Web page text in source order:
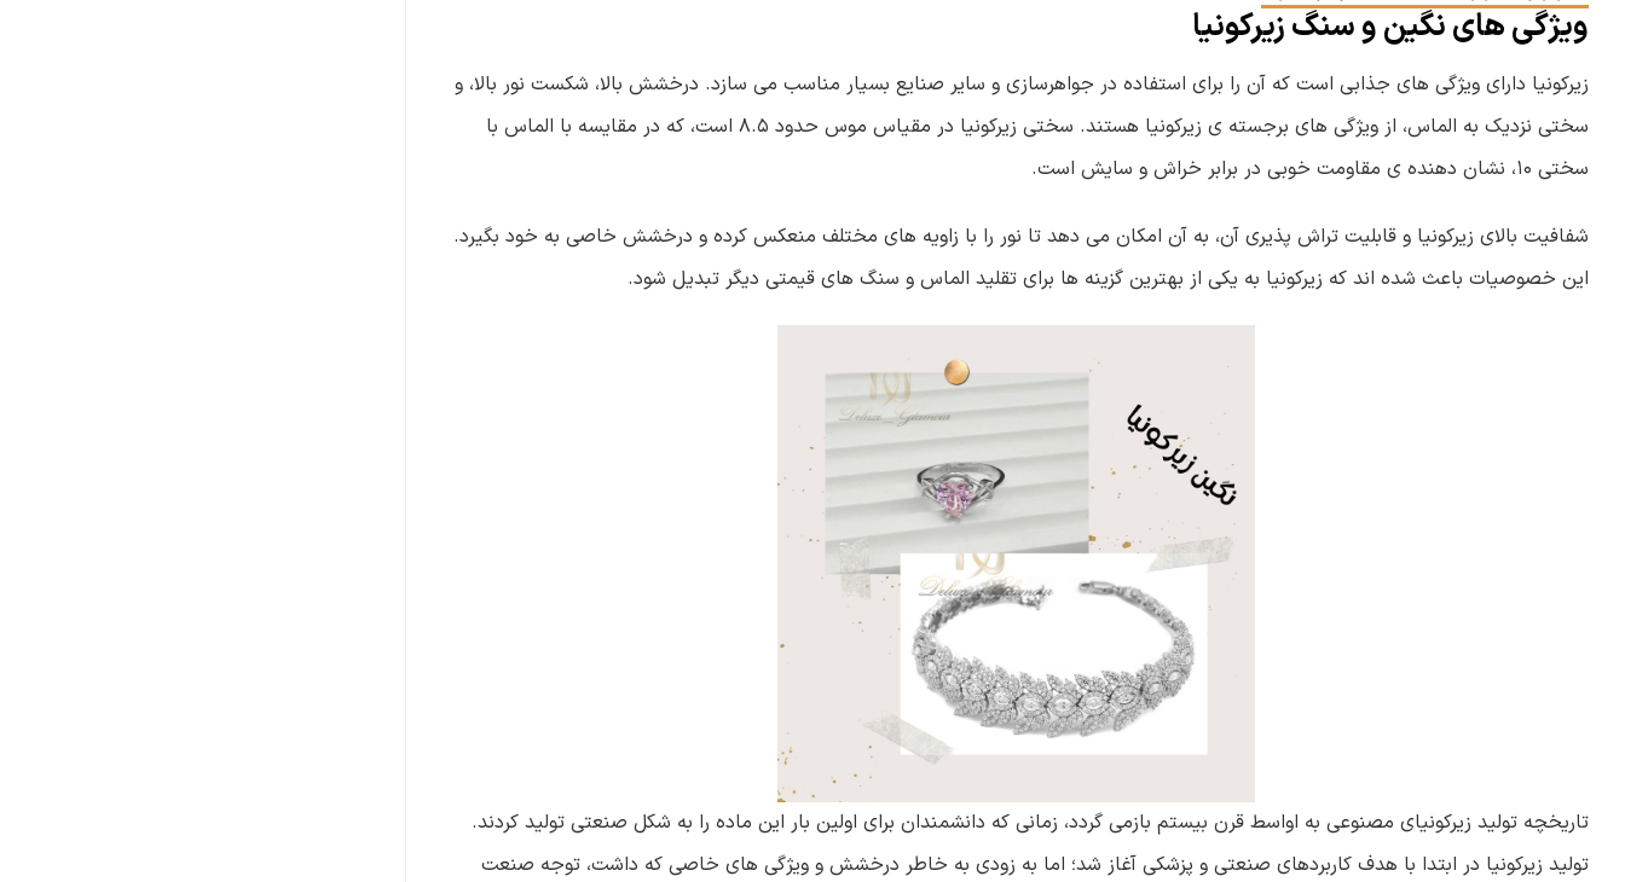
ویژگی های نگین و سنگ زیرکونیا
زیرکونیا دارای ویژگی های جذابی است که آن را برای استفاده در جواهرسازی و سایر صنایع بسیار مناسب می سازد. درخشش بالا، شکست نور بالا، و
سختی نزدیک به الماس، از ویژگی های برجسته ی زیرکونیا هستند. سختی زیرکونیا در مقیاس موس حدود ۸.۵ است، که در مقایسه با الماس با
سختی ۱۰، نشان دهنده ی مقاومت خوبی در برابر خراش و سایش است.
شفافیت بالای زیرکونیا و قابلیت تراش پذیری آن، به آن امکان می دهد تا نور را با زاویه های مختلف منعکس کرده و درخشش خاصی به خود بگیرد.
این خصوصیات باعث شده اند که زیرکونیا به یکی از بهترین گزینه ها برای تقلید الماس و سنگ های قیمتی دیگر تبدیل شود.
تاریخچه تولید زیرکونیای مصنوعی به اواسط قرن بیستم بازمی گردد، زمانی که دانشمندان برای اولین بار این ماده را به شکل صنعتی تولید کردند.
تولید زیرکونیا در ابتدا با هدف کاربردهای صنعتی و پزشکی آغاز شد؛ اما به زودی به خاطر درخشش و ویژگی های خاصی که داشت، توجه صنعت